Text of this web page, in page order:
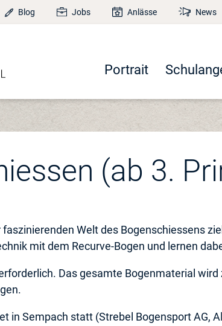
Blog Jobs Anlässe News
Portrait
(ab 3.
faszinierenden Welt des Bogenschiessens
mit dem Recurve-Bogen und lernen
Das gesamte Bogenmaterial
in Sempach statt (Strebel Bogensport AG,